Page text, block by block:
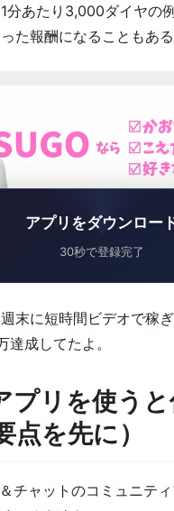
分あたり3,000ダイヤの
た報酬になることもある
アプリをダウンロー
30秒で登録完了
末に短時間ビデオで稼
達成してたよ。
プリを使う
点を先に）
チャットのコミュニテ